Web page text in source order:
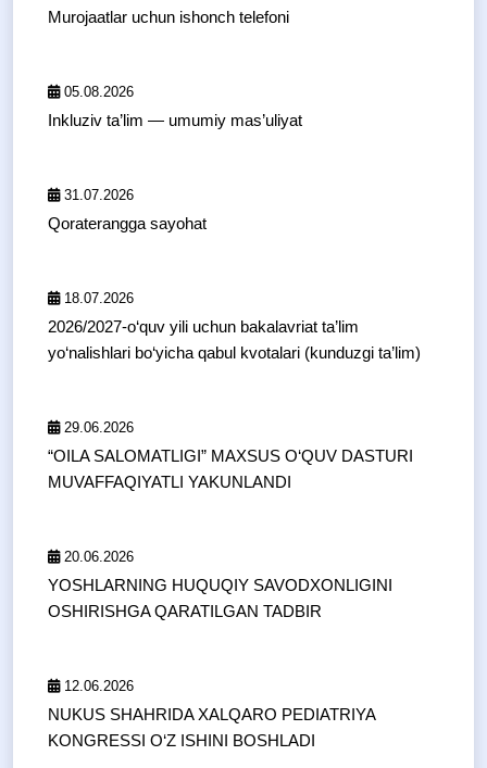
Murojaatlar uchun ishonch telefoni
05.08.2026
Inkluziv ta’lim — umumiy mas’uliyat
31.07.2026
Qoraterangga sayohat
18.07.2026
2026/2027-o‘quv yili uchun bakalavriat ta’lim
yo‘nalishlari bo‘yicha qabul kvotalari (kunduzgi ta’lim)
29.06.2026
“OILA SALOMATLIGI” MAXSUS O‘QUV DASTURI
MUVAFFAQIYATLI YAKUNLANDI
20.06.2026
YOSHLARNING HUQUQIY SAVODXONLIGINI
OSHIRISHGA QARATILGAN TADBIR
12.06.2026
NUKUS SHAHRIDA XALQARO PEDIATRIYA
KONGRESSI O‘Z ISHINI BOSHLADI